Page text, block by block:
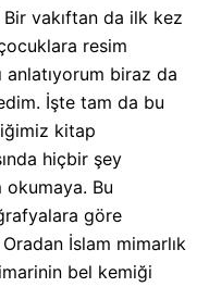
vakıftan da ilk kez
resim
anlatıyorum biraz da
İşte tam da bu
kitap
hiçbir şey
Bu
göre
İslam mimarlık
bel kemiği